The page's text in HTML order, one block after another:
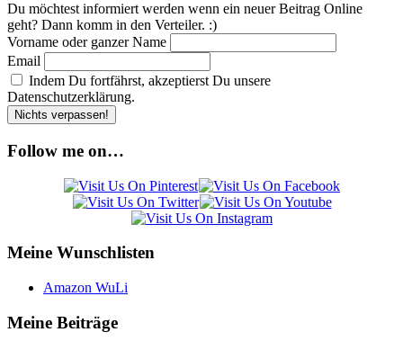
Du möchtest informiert werden wenn ein neuer Beitrag Online
geht? Dann komm in den Verteiler. :)
Vorname oder ganzer Name
Email
Indem Du fortfährst, akzeptierst Du unsere
Datenschutzerklärung.
Follow me on…
Meine Wunschlisten
Amazon WuLi
Meine Beiträge